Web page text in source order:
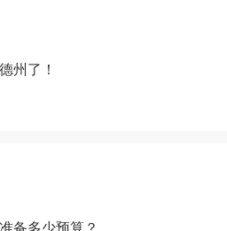
州了！
备多少预算？